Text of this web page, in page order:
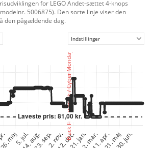
for LEGO Andet-sættet 4-knops
5006875). Den sorte linje viser den
den pågældende dag.
Indstillinger